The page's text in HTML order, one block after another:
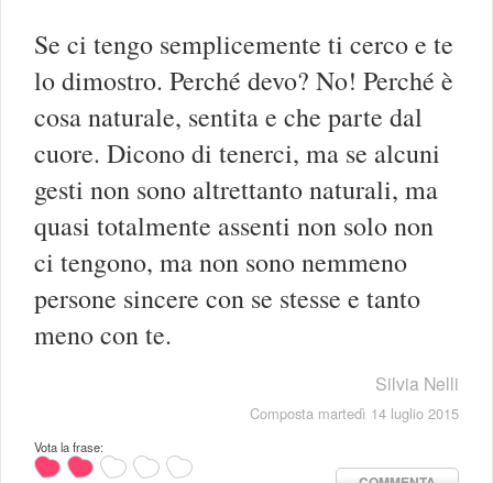
Se ci tengo semplicemente ti cerco e te
lo dimostro. Perché devo? No! Perché è
cosa naturale, sentita e che parte dal
cuore. Dicono di tenerci, ma se alcuni
gesti non sono altrettanto naturali, ma
quasi totalmente assenti non solo non
ci tengono, ma non sono nemmeno
persone sincere con se stesse e tanto
meno con te.
Silvia Nelli
Composta martedì 14 luglio 2015
Vota la frase: